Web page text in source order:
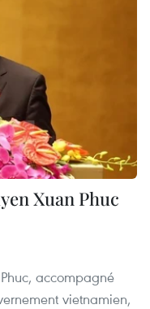
Xuan Phuc
accompagné
vietnamien,